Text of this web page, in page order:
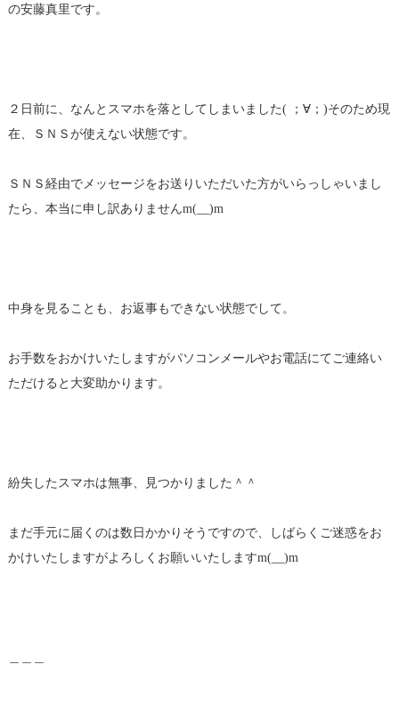
の安藤真里です。
２日前に、なんとスマホを落としてしまいました( ；∀；)そのため現
在、ＳＮＳが使えない状態です。
ＳＮＳ経由でメッセージをお送りいただいた方がいらっしゃいまし
たら、本当に申し訳ありませんm(__)m
中身を見ることも、お返事もできない状態でして。
お手数をおかけいたしますがパソコンメールやお電話にてご連絡い
ただけると大変助かります。
紛失したスマホは無事、見つかりました＾＾
まだ手元に届くのは数日かかりそうですので、しばらくご迷惑をお
かけいたしますがよろしくお願いいたしますm(__)m